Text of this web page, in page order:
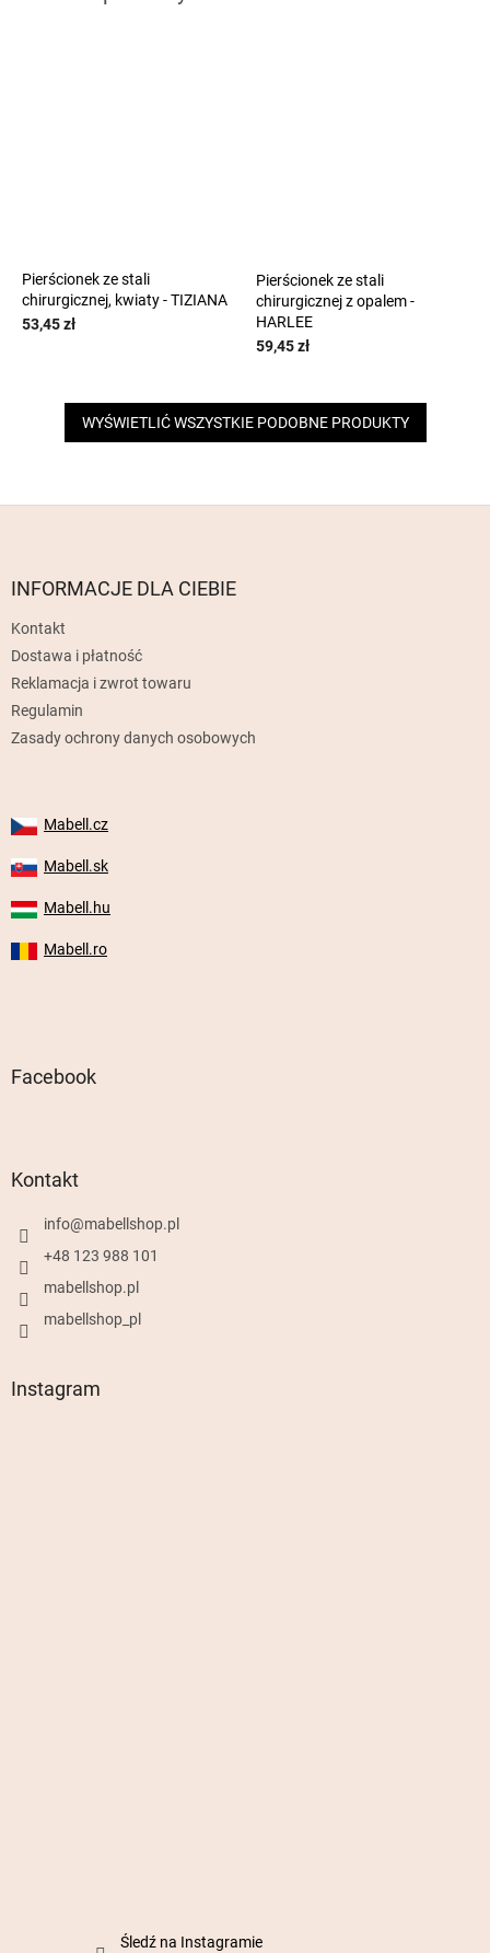
Pierścionek ze stali
chirurgicznej, kwiaty - TIZIANA
53,45 zł
Pierścionek ze stali
chirurgicznej z opalem -
HARLEE
59,45 zł
WYŚWIETLIĆ WSZYSTKIE PODOBNE PRODUKTY
INFORMACJE DLA CIEBIE
Kontakt
Dostawa i płatność
Reklamacja i zwrot towaru
Regulamin
Zasady ochrony danych osobowych
Mabell.cz
Mabell.sk
Mabell.hu
Mabell.ro
Facebook
Kontakt
info@mabellshop.pl
+48 123 988 101
mabellshop.pl
mabellshop_pl
Instagram
Śledź na Instagramie